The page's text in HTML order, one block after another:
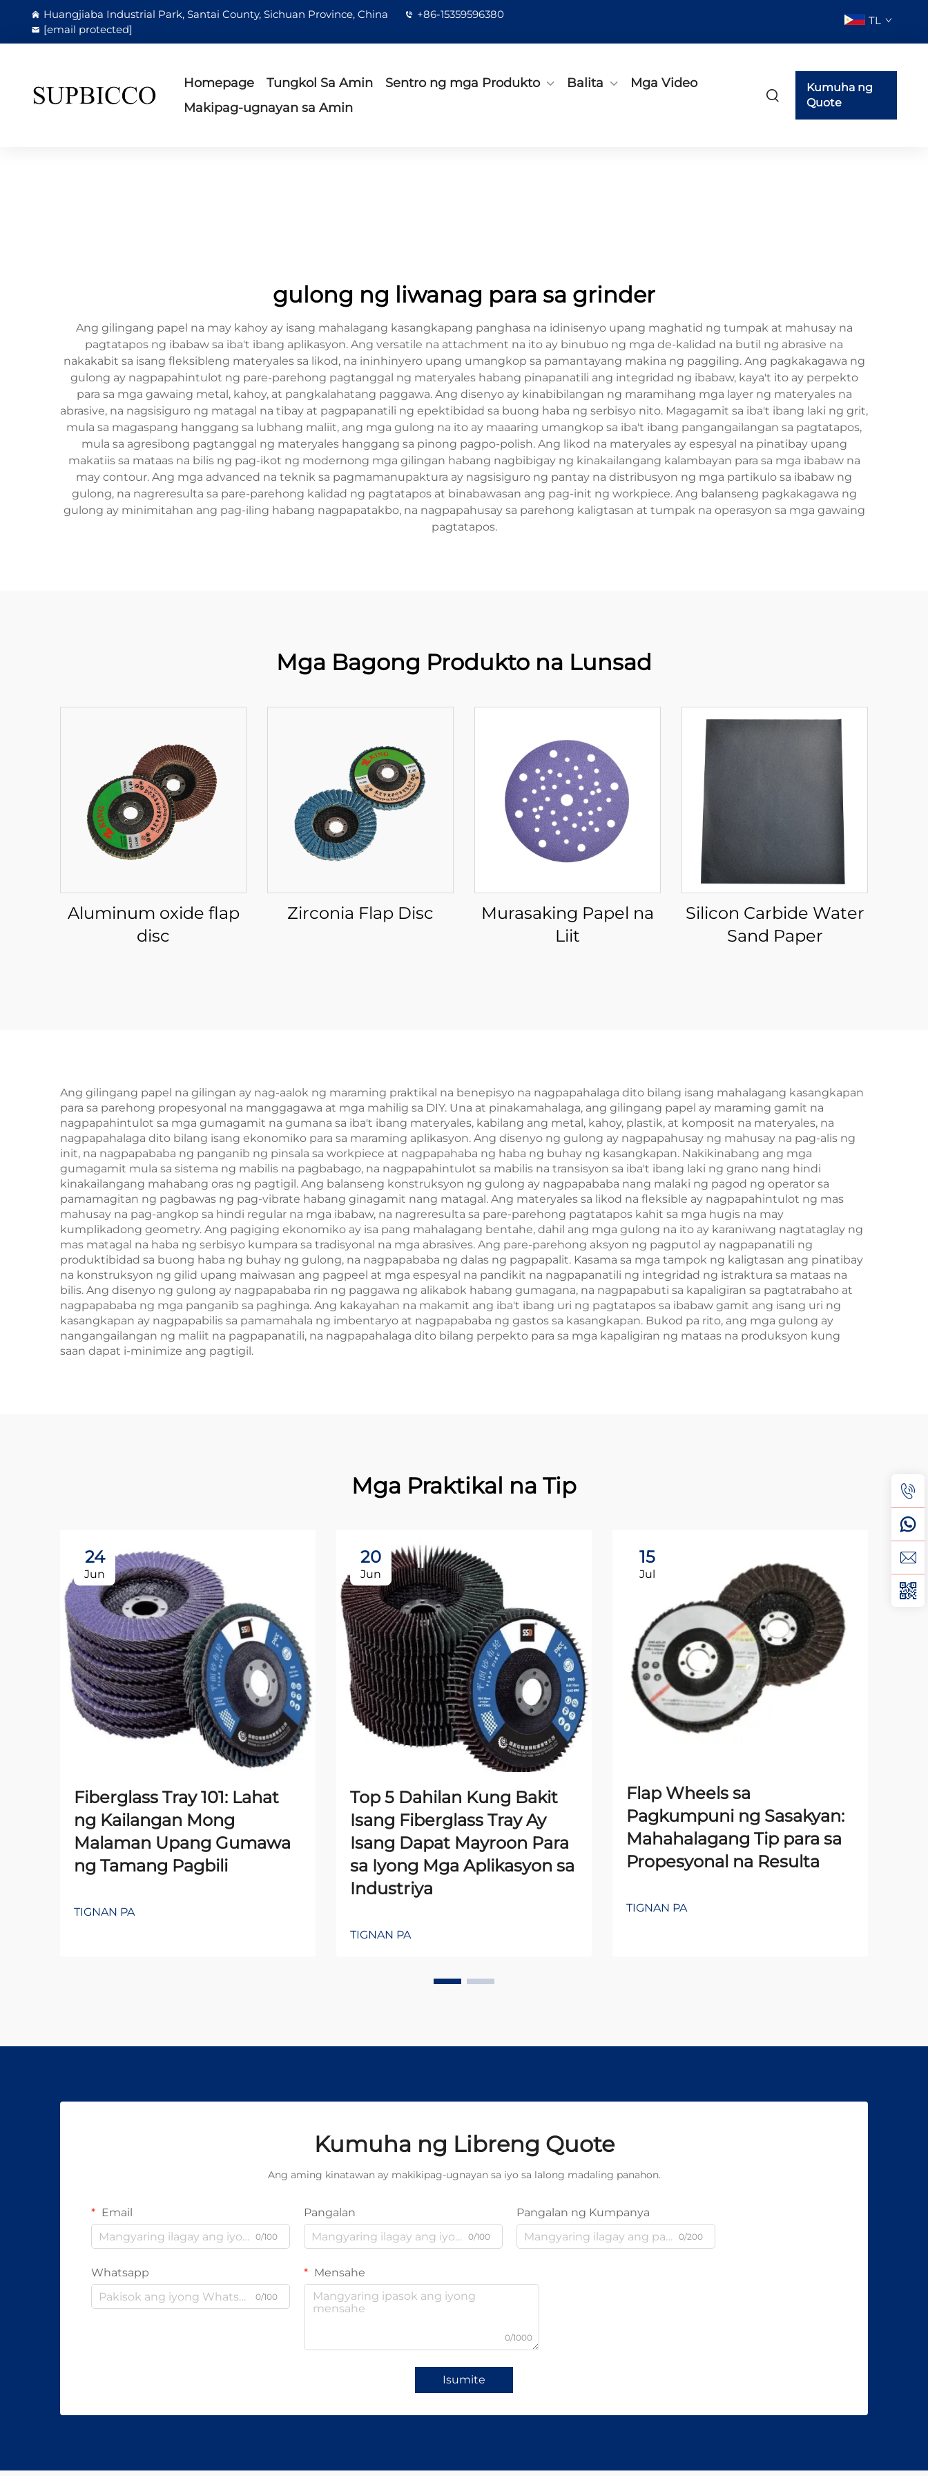
Huangjiaba Industrial Park, Santai County, Sichuan Province, China
+86-15359596380
[email protected]
TL
Homepage Tungkol Sa Amin Sentro ng mga Produkto Balita
Mga Video
Makipag-ugnayan sa Amin
Kumuha ng
Quote
gulong ng liwanag para sa grinder
Ang gilingang papel na may kahoy ay isang mahalagang kasangkapang panghasa na idinisenyo upang maghatid ng tumpak at mahusay na
pagtatapos ng ibabaw sa iba't ibang aplikasyon. Ang versatile na attachment na ito ay binubuo ng mga de-kalidad na butil ng abrasive na
nakakabit sa isang fleksibleng materyales sa likod, na ininhinyero upang umangkop sa pamantayang makina ng paggiling. Ang pagkakagawa ng
gulong ay nagpapahintulot ng pare-parehong pagtanggal ng materyales habang pinapanatili ang integridad ng ibabaw, kaya't ito ay perpekto
para sa mga gawaing metal, kahoy, at pangkalahatang paggawa. Ang disenyo ay kinabibilangan ng maramihang mga layer ng materyales na
abrasive, na nagsisiguro ng matagal na tibay at pagpapanatili ng epektibidad sa buong haba ng serbisyo nito. Magagamit sa iba't ibang laki ng grit,
mula sa magaspang hanggang sa lubhang maliit, ang mga gulong na ito ay maaaring umangkop sa iba't ibang pangangailangan sa pagtatapos,
mula sa agresibong pagtanggal ng materyales hanggang sa pinong pagpo-polish. Ang likod na materyales ay espesyal na pinatibay upang
makatiis sa mataas na bilis ng pag-ikot ng modernong mga gilingan habang nagbibigay ng kinakailangang kalambayan para sa mga ibabaw na
may contour. Ang mga advanced na teknik sa pagmamanupaktura ay nagsisiguro ng pantay na distribusyon ng mga partikulo sa ibabaw ng
gulong, na nagreresulta sa pare-parehong kalidad ng pagtatapos at binabawasan ang pag-init ng workpiece. Ang balanseng pagkakagawa ng
gulong ay minimitahan ang pag-iling habang nagpapatakbo, na nagpapahusay sa parehong kaligtasan at tumpak na operasyon sa mga gawaing
pagtatapos.
Mga Bagong Produkto na Lunsad
Aluminum oxide flap
disc
Zirconia Flap Disc
Murasaking Papel na
Liit
Silicon Carbide Water
Sand Paper
Ang gilingang papel na gilingan ay nag-aalok ng maraming praktikal na benepisyo na nagpapahalaga dito bilang isang mahalagang kasangkapan
para sa parehong propesyonal na manggagawa at mga mahilig sa DIY. Una at pinakamahalaga, ang gilingang papel ay maraming gamit na
nagpapahintulot sa mga gumagamit na gumana sa iba't ibang materyales, kabilang ang metal, kahoy, plastik, at komposit na materyales, na
nagpapahalaga dito bilang isang ekonomiko para sa maraming aplikasyon. Ang disenyo ng gulong ay nagpapahusay ng mahusay na pag-alis ng
init, na nagpapababa ng panganib ng pinsala sa workpiece at nagpapahaba ng haba ng buhay ng kasangkapan. Nakikinabang ang mga
gumagamit mula sa sistema ng mabilis na pagbabago, na nagpapahintulot sa mabilis na transisyon sa iba't ibang laki ng grano nang hindi
kinakailangang mahabang oras ng pagtigil. Ang balanseng konstruksyon ng gulong ay nagpapababa nang malaki ng pagod ng operator sa
pamamagitan ng pagbawas ng pag-vibrate habang ginagamit nang matagal. Ang materyales sa likod na fleksible ay nagpapahintulot ng mas
mahusay na pag-angkop sa hindi regular na mga ibabaw, na nagreresulta sa pare-parehong pagtatapos kahit sa mga hugis na may
kumplikadong geometry. Ang pagiging ekonomiko ay isa pang mahalagang bentahe, dahil ang mga gulong na ito ay karaniwang nagtataglay ng
mas matagal na haba ng serbisyo kumpara sa tradisyonal na mga abrasives. Ang pare-parehong aksyon ng pagputol ay nagpapanatili ng
produktibidad sa buong haba ng buhay ng gulong, na nagpapababa ng dalas ng pagpapalit. Kasama sa mga tampok ng kaligtasan ang pinatibay
na konstruksyon ng gilid upang maiwasan ang pagpeel at mga espesyal na pandikit na nagpapanatili ng integridad ng istraktura sa mataas na
bilis. Ang disenyo ng gulong ay nagpapababa rin ng paggawa ng alikabok habang gumagana, na nagpapabuti sa kapaligiran sa pagtatrabaho at
nagpapababa ng mga panganib sa paghinga. Ang kakayahan na makamit ang iba't ibang uri ng pagtatapos sa ibabaw gamit ang isang uri ng
kasangkapan ay nagpapabilis sa pamamahala ng imbentaryo at nagpapababa ng gastos sa kasangkapan. Bukod pa rito, ang mga gulong ay
nangangailangan ng maliit na pagpapanatili, na nagpapahalaga dito bilang perpekto para sa mga kapaligiran ng mataas na produksyon kung
saan dapat i-minimize ang pagtigil.
Mga Praktikal na Tip
24
Jun
Fiberglass Tray 101: Lahat
ng Kailangan Mong
Malaman Upang Gumawa
ng Tamang Pagbili
TIGNAN PA
20
Jun
Top 5 Dahilan Kung Bakit
Isang Fiberglass Tray Ay
Isang Dapat Mayroon Para
sa Iyong Mga Aplikasyon sa
Industriya
TIGNAN PA
15
Jul
Flap Wheels sa
Pagkumpuni ng Sasakyan:
Mahahalagang Tip para sa
Propesyonal na Resulta
TIGNAN PA
Kumuha ng Libreng Quote
Ang aming kinatawan ay makikipag-ugnayan sa iyo sa lalong madaling panahon.
Email
0/100
Pangalan
0/100
Pangalan ng Kumpanya
0/200
Whatsapp
0/100
Mensahe
0/1000
Isumite